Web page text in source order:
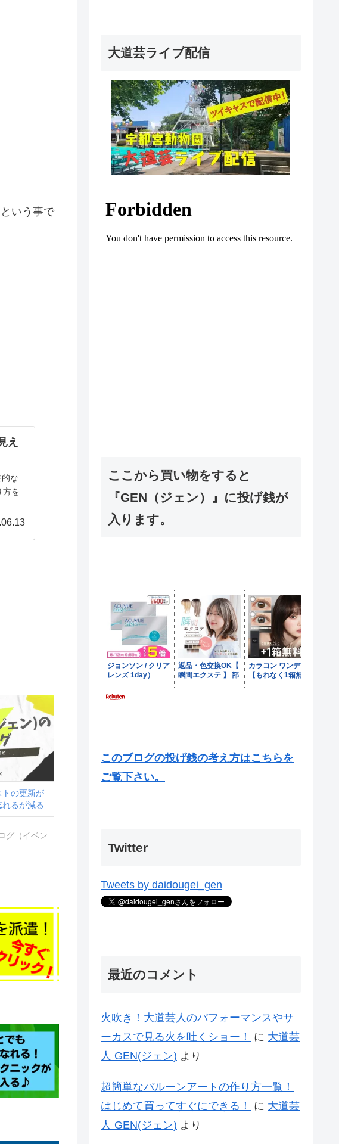
いう事で
え
な
方を
トの更新が
るが減る
グ（イベン
大道芸ライブ配信
ここから買い物をすると
『GEN（ジェン）』に投げ銭が
入ります。
このブログの投げ銭の考え方はこちらを
ご覧下さい。
Twitter
Tweets by daidougei_gen
最近のコメント
火吹き！大道芸人のパフォーマンスやサ
ーカスで見る火を吐くショー！
に 大道芸
人 GEN(ジェン) より
超簡単なバルーンアートの作り方一覧！
はじめて買ってすぐにできる！
に 大道芸
人 GEN(ジェン) より